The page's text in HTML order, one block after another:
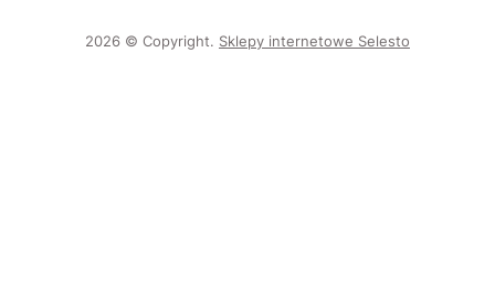
2026 © Copyright. Sklepy internetowe Selesto